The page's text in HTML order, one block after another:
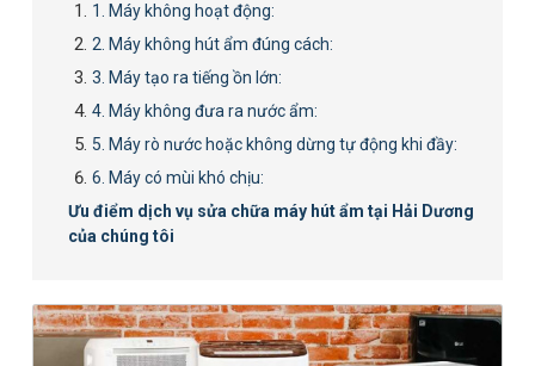
1. Máy không hoạt động:
2. Máy không hút ẩm đúng cách:
3. Máy tạo ra tiếng ồn lớn:
4. Máy không đưa ra nước ẩm:
5. Máy rò nước hoặc không dừng tự động khi đầy:
6. Máy có mùi khó chịu:
Ưu điểm dịch vụ sửa chữa máy hút ẩm tại Hải Dương
của chúng tôi